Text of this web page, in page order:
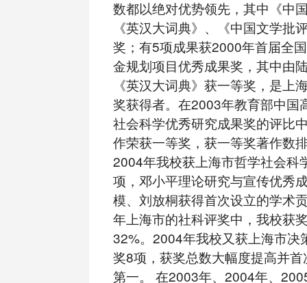
数都以绝对优势领先，其中《中
《英汉大词典》、《中国文学批
奖；有5项成果获2000年首届全
金规划项目优秀成果奖，其中由
《英汉大词典》获一等奖，是上
奖获得者。在2003年教育部中国
社会科学优秀研究成果奖的评比
作荣获一等奖，获一等奖著作数
2004年我校获上海市哲学社会科
项，邓小平理论研究与宣传优秀
模、刘放桐获得首次设立的学术
年上海市的社科评奖中，我校获
32%。2004年我校又获上海市决
奖8项，获奖总数大幅度提高并
第一。 在2003年、2004年、